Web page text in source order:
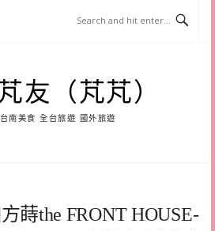
友（芃芃）
南美食 全台旅遊 國外旅遊
蒔the FRONT HOUSE-